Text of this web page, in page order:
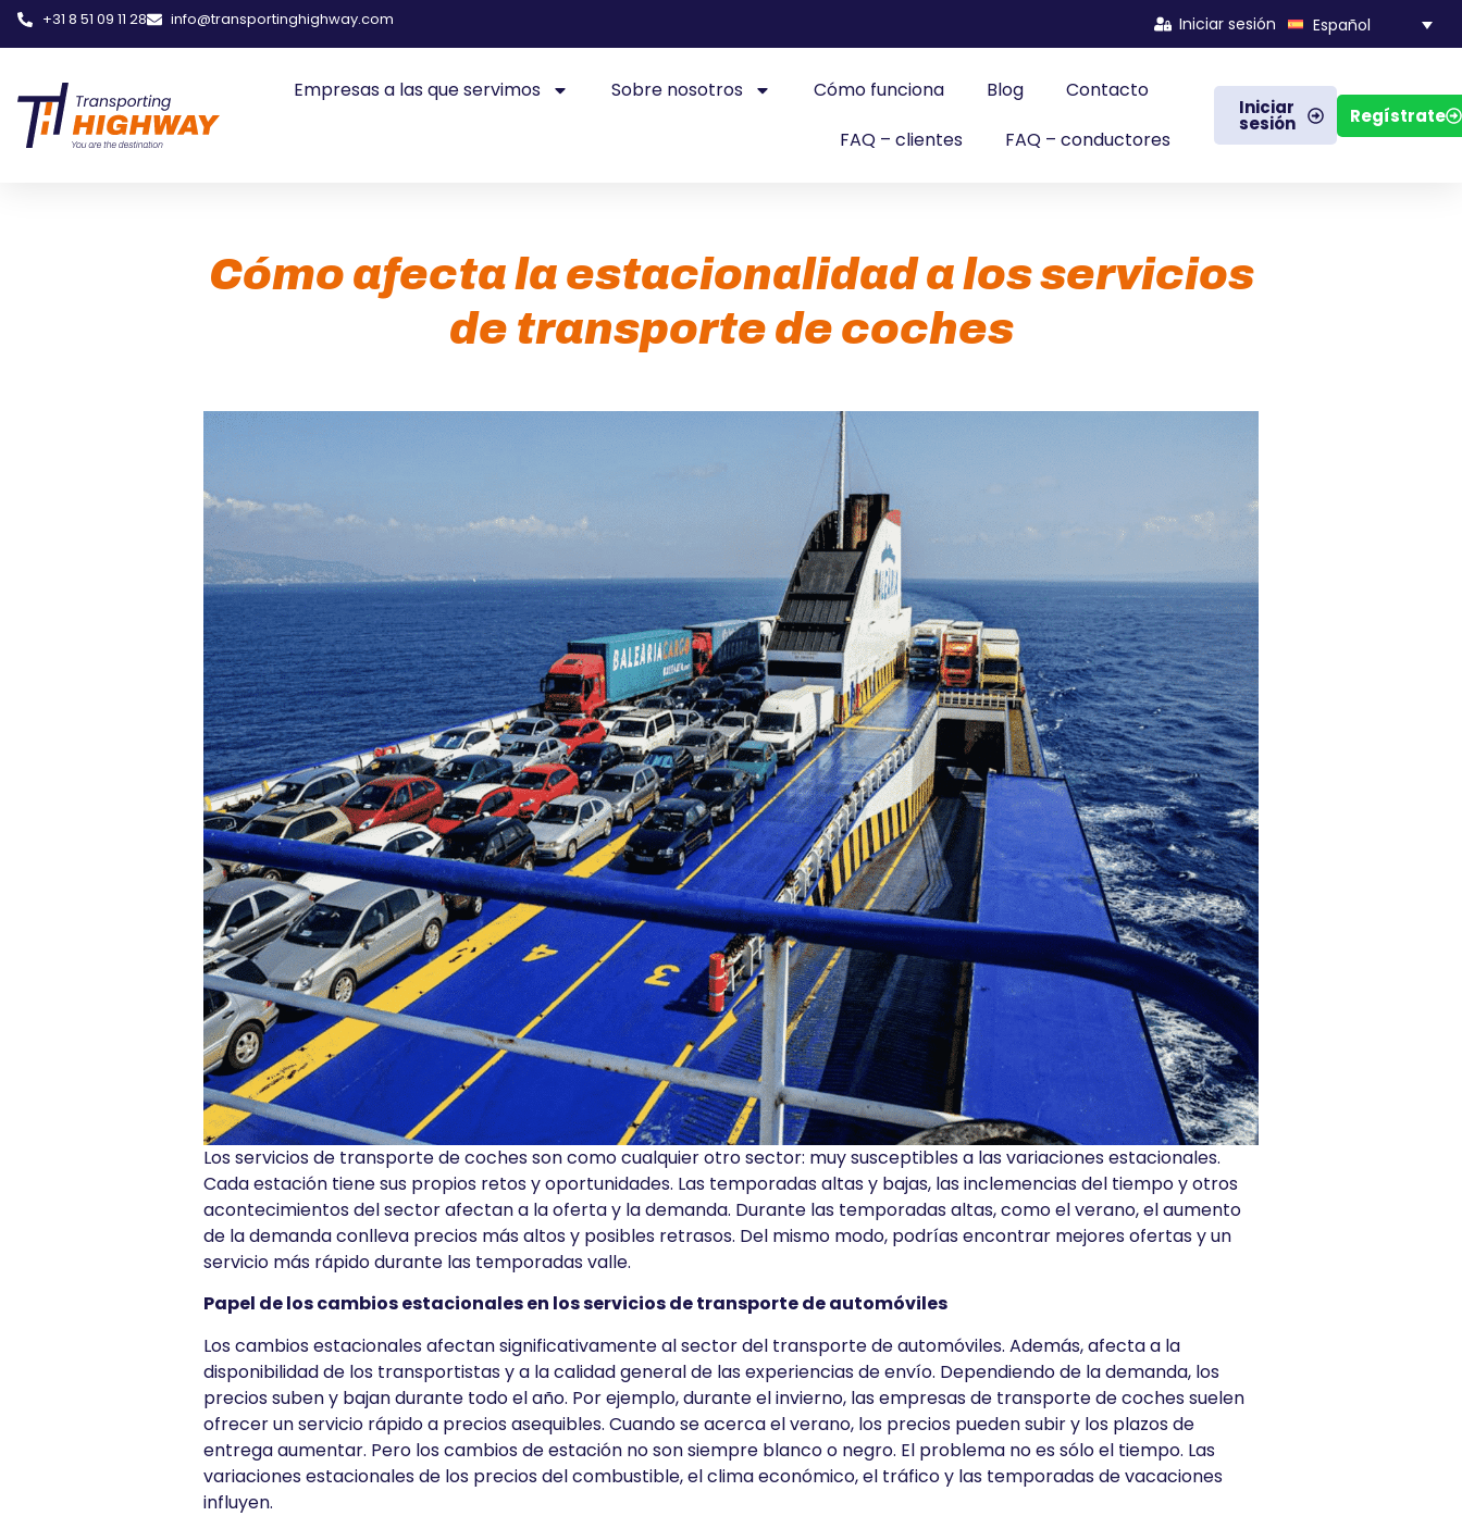
+31 8 51 09 11 28 info@transportinghighway.com Iniciar sesión Español
Empresas a las que servimos Sobre nosotros Cómo funciona Blog
Contacto
FAQ – clientes
FAQ – conductores
Iniciar
sesión Regístrate
Cómo afecta la estacionalidad a los servicios
de transporte de coches
Los servicios de transporte de coches son como cualquier otro sector: muy susceptibles a las variaciones estacionales.
Cada estación tiene sus propios retos y oportunidades. Las temporadas altas y bajas, las inclemencias del tiempo y otros
acontecimientos del sector afectan a la oferta y la demanda. Durante las temporadas altas, como el verano, el aumento
de la demanda conlleva precios más altos y posibles retrasos. Del mismo modo, podrías encontrar mejores ofertas y un
servicio más rápido durante las temporadas valle.
Papel de los cambios estacionales en los servicios de transporte de automóviles
Los cambios estacionales afectan significativamente al sector del transporte de automóviles. Además, afecta a la
disponibilidad de los transportistas y a la calidad general de las experiencias de envío. Dependiendo de la demanda, los
precios suben y bajan durante todo el año. Por ejemplo, durante el invierno, las empresas de transporte de coches suelen
ofrecer un servicio rápido a precios asequibles. Cuando se acerca el verano, los precios pueden subir y los plazos de
entrega aumentar. Pero los cambios de estación no son siempre blanco o negro. El problema no es sólo el tiempo. Las
variaciones estacionales de los precios del combustible, el clima económico, el tráfico y las temporadas de vacaciones
influyen.